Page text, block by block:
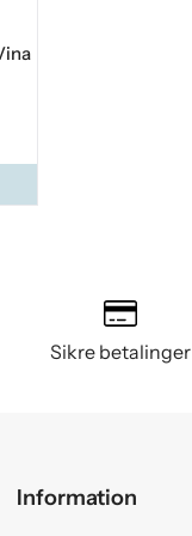
Sikre betalinger
Information